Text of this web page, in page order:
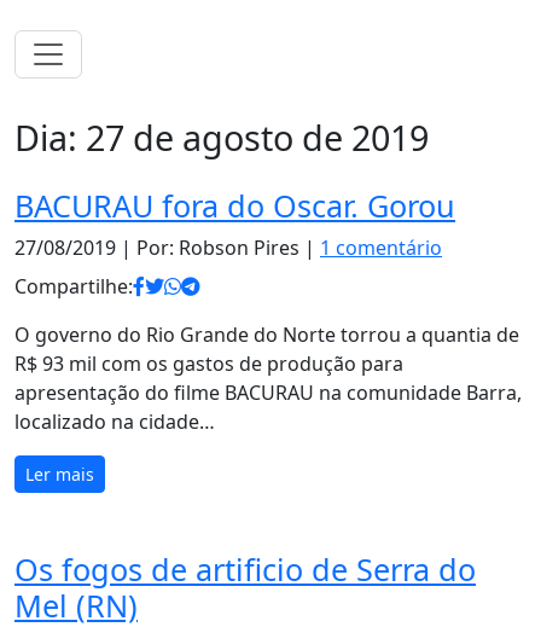
Dia: 27 de agosto de 2019
BACURAU fora do Oscar. Gorou
27/08/2019 | Por: Robson Pires | 1 comentário
Compartilhe:
O governo do Rio Grande do Norte torrou a quantia de
R$ 93 mil com os gastos de produção para
apresentação do filme BACURAU na comunidade Barra,
localizado na cidade…
Ler mais
Os fogos de artificio de Serra do
Mel (RN)